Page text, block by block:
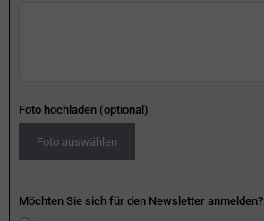
Foto hochladen (optional)
Foto auswählen
Möchten Sie sich für den Newsletter anmelden?